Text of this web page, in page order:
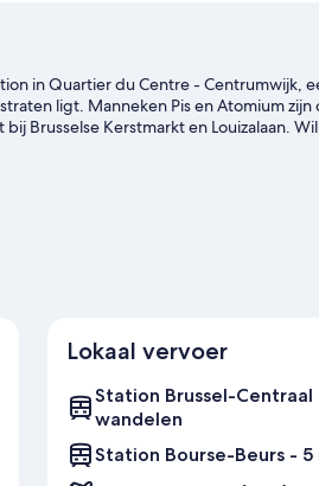
in Quartier du Centre - Centrumwijk,
ligt. Manneken Pis en Atomium
Brusselse Kerstmarkt en Louizalaan.
even wat er op de planning staat bij
Lokaal vervoer
Station Brussel-Centraal
wandelen
Station Bourse-Beurs - 5